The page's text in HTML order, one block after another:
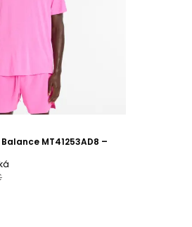
MT41253AD8 –